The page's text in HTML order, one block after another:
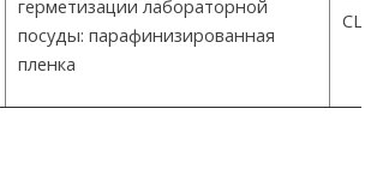
герметизации лабораторной
посуды: парафинизированная
пленка